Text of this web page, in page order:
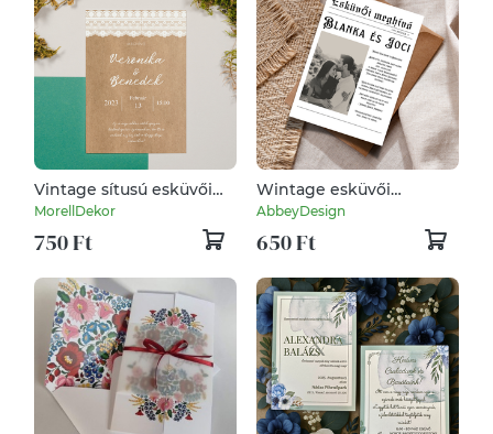
Vintage sítusú esküvői
meghívó
MorellDekor
750 Ft
Wintage esküvői
meghívó , ,, újság"
stílusban
AbbeyDesign
650 Ft